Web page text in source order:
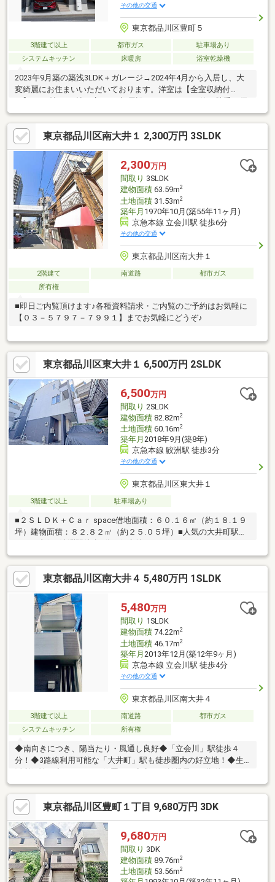
その他の交通
東京都品川区豊町５
3階建て以上 都市ガス
駐車場あり
システムキッチン
床暖房 浴室乾燥機
2023年9月築の築浅3LDK＋ガレージ→2024年4月から入居し、大
変綺麗にお住まいいただいております。洋室は【全室収納付
れた間取りです。東急大井町線「戸越公園」駅徒歩4分の好立地。
約20.6帖の開放的なLDKを中心に、家族がゆったり過ごせる住空
間を実現しました。スーパーや公園、教育施設も徒歩圏に揃い、
子育て世帯にもおすすめ。大型車も可能な駐車スペース付きで利
便性と快適性を兼ね備えた一邸です。
東京都品川区南大井１ 2,300万円 3SLDK
2,300万円
間取り 3SLDK
建物面積63.59m2
土地面積31.53m2
築年月 1970年10月(築55年11ヶ月)
京急本線 立会川駅 徒歩6分
その他の交通
東京都品川区南大井１
2階建て 南道路
都市ガス
所有権
■即日ご内覧頂けます♪各種資料請求・ご内覧のご予約はお気軽に
【０３－５７９７－７９９１】までお気軽にどうぞ♪
東京都品川区東大井１ 6,500万円 2SLDK
6,500万円
間取り 2SLDK
建物面積82.82m2
土地面積60.16m2
築年月 2018年9月(築8年)
京急本線 鮫洲駅 徒歩3分
その他の交通
東京都品川区東大井１
3階建て以上 駐車場あり
■２ＳＬＤＫ＋Ｃａｒ space借地面積：６０.１６㎡（約１８.１９
坪）建物面積：８２.８２㎡（約２５.０５坪）■人気の大井町駅ア
東京都品川区南大井４ 5,480万円 1SLDK
5,480万円
間取り 1SLDK
建物面積74.22m2
土地面積46.17m2
築年月 2013年12月(築12年9ヶ月)
京急本線 立会川駅 徒歩4分
その他の交通
東京都品川区南大井４
3階建て以上 南道路
都市ガス
システムキッチン
所有権
◆南向きにつき、陽当たり・風通し良好◆「立会川」駅徒歩４
分！◆3路線利用可能な「大井町」駅も徒歩圏内の好立地！◆生
す◎※利回りは将来にわたり確実保証されるものではありませ
ん。━━━━━━━━━━━━━━━━━━━━━━━■〇お客
様のご条件をお聞かせいただき、ご希望に沿った物件をご紹介い
たします。〇ご自宅やご指定の場所まで送迎も行っております。
土日祝日はもちろん、お仕事終わりの時間帯、平日でもご案内い
たします。当日案内希望など、お気軽にお問合せください！
■━━━━━━━━━━━━━━━━━━━━━━━
東京都品川区豊町１丁目 9,680万円 3DK
9,680万円
間取り 3DK
建物面積89.76m2
土地面積53.56m2